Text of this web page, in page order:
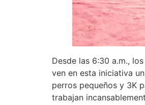
Desde las 6:30 a.m.,
ven en esta iniciativa
perros pequeños y 3K
trabajan